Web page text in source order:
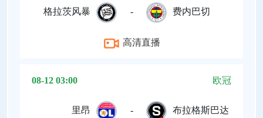
格拉茨风暴 - 费内巴切
高清直播
08-12 03:00 欧冠
里昂 - 布拉格斯巴达